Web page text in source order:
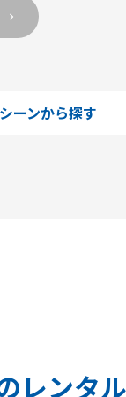
シーンから探す
レンタ